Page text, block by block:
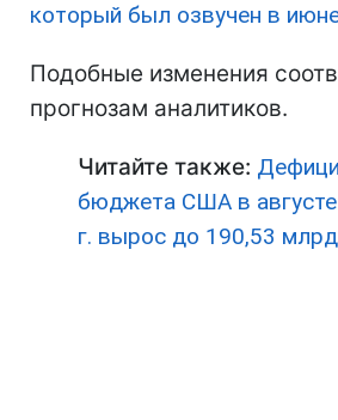
который был озвучен в
Подобные изменения
прогнозам аналитиков.
Читайте также:
бюджета США в
г. вырос до 190,53